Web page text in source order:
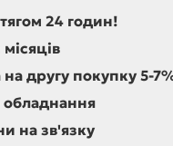
24 годин!
другу покупку 5-
обладнання
на зв'язку